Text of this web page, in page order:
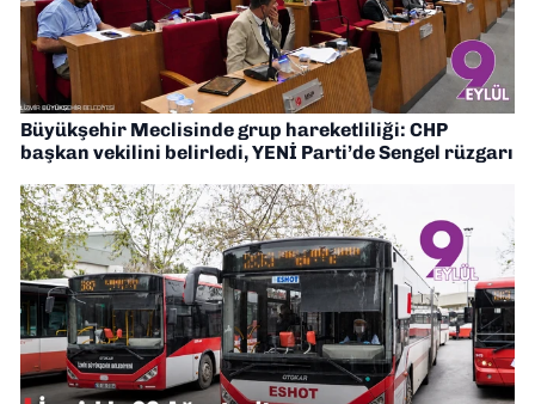
Büyükşehir Meclisinde grup hareketliliği: CHP
başkan vekilini belirledi, YENİ Parti’de Sengel rüzgarı